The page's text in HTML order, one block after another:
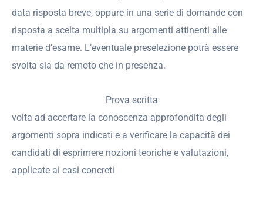
data risposta breve, oppure in una serie di domande con
risposta a scelta multipla su argomenti attinenti alle
materie d’esame. L’eventuale preselezione potrà essere
svolta sia da remoto che in presenza.
Prova scritta
volta ad accertare la conoscenza approfondita degli
argomenti sopra indicati e a verificare la capacità dei
candidati di esprimere nozioni teoriche e valutazioni,
applicate ai casi concreti